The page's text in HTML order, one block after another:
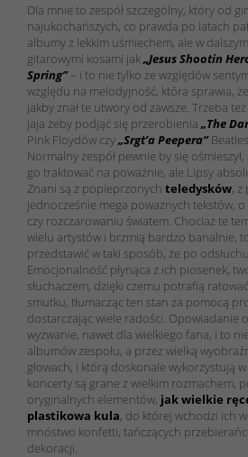
Dla mnie to zespół szczególny, który od
najukochańszych, co prawda po latach
albumy z lekkim uśmiechem, ale w
gitarowymi kosami jak„Jesus Shootin
Spring”– i to nie tylko ze względów
względu na melodyjność, która sprawia,
jakby znał te utwory od zawsze. Trzeba
jaja żeby podjąć się przerobienia „The
Pink Floydów czy„Srgt’a Peepera”
Normalny zespół pewnie by się
go traktować na poważnie, ale Lipsy
Znani są z popieprzonych teledysków, z
jednocześnie mega poważnych tekstów, o
czy rozczarowaniu światem. Chociaż te
wielu artystów i brzmią bardzo banalnie,
przedstawić w taki sposób, że po
Emocjonalność płynąca z ich piosenek,
słuchaczem, dzięki czemu potrafią
smutku, tłumacząc ten stan za pomocą
dostarczając wiele radości. Opowiadanie
wyzwanie, nawet dla wielkiego fana, i to
albumów zespołu, a przez wielką
głowach, i którą doskonale wykorzystują
koncerty są grane z wielkim rozmachem,
oryginalnych elementów, jak wielkie
plastikowa kula, do której wchodzi ich
mnóstwo konfetti, tańczących
dekoracji.